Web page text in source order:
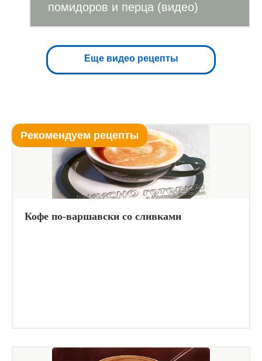
помидоров и перца (видео)
Еще видео рецепты
Рекомендуем рецепты
Кофе по-варшавски со сливками